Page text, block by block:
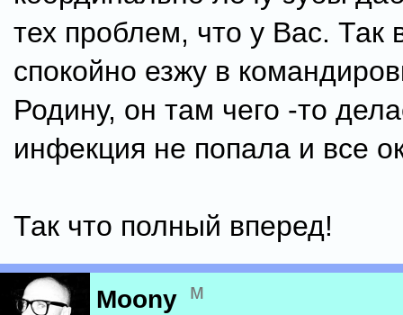
тех проблем, что у Вас. Так
спокойно езжу в
Родину, он там чего -то
инфекция не попала и все
Так что полный вперед!
Moony м